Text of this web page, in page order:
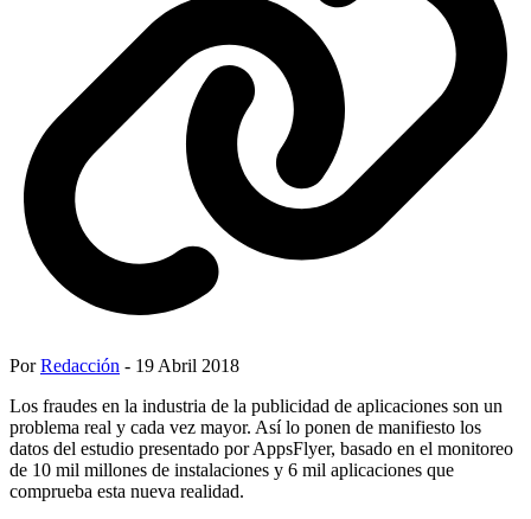
PorRedacción - 19 Abril 2018
Los fraudes en la industria de la publicidad de aplicaciones son un
problema real y cada vez mayor. Así lo ponen de manifiesto los
datos del estudio presentado por AppsFlyer, basado en el monitoreo
de 10 mil millones de instalaciones y 6 mil aplicaciones que
comprueba esta nueva realidad.